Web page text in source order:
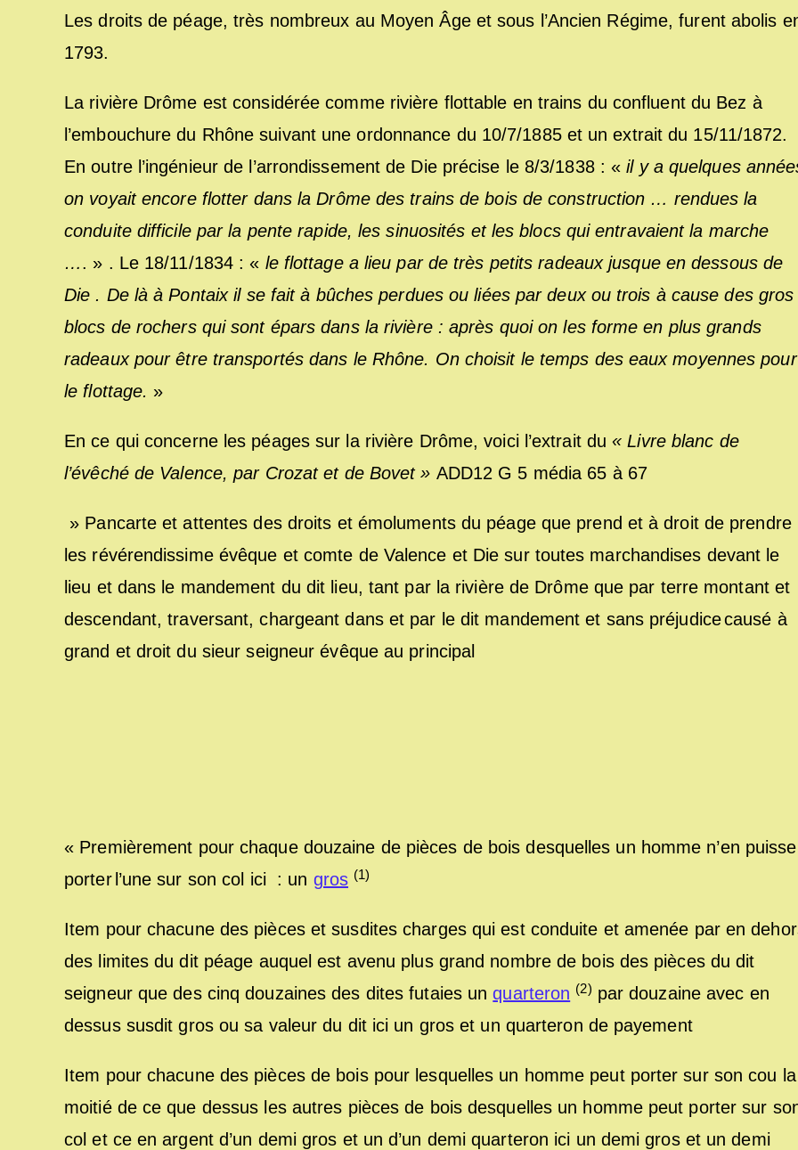
Les droits de péage, très nombreux au Moyen Âge et sous l’Ancien Régime, furent abolis
1793.
La rivière Drôme est considérée comme rivière flottable en trains du confluent du Bez à
l’embouchure du Rhône suivant une ordonnance du 10/7/1885 et un extrait du 15/11/1872.
En outre l’ingénieur de l’arrondissement de Die précise le 8/3/1838 : «il y a quelques
on voyait encore flotter dans la Drôme des trains de bois de construction … rendues la
conduite difficile par la pente rapide, les sinuosités et les blocs qui entravaient la marche
…. » . Le 18/11/1834 : « le flottage a lieu par de très petits radeaux jusque en dessous de
Die . De là à Pontaix il se fait à bûches perdues ou liées par deux ou trois à cause des gros
blocs de rochers qui sont épars dans la rivière : après quoi on les forme en plus grands
radeaux pour être transportés dans le Rhône. On choisit le temps des eaux moyennes pour
le flottage. »
En ce qui concerne les péages sur la rivière Drôme, voici l’extrait du« Livre blanc de
l’évêché de Valence, par Crozat et de Bovet » ADD12 G 5 média 65 à 67
» Pancarte et attentes des droits et émoluments du péage que prend et à droit de prendre
les révérendissime évêque et comte de Valence et Die sur toutes marchandises devant le
lieu et dans le mandement du dit lieu, tant par la rivière de Drôme que par terre montant et
descendant, traversant, chargeant dans et par le dit mandement et sans préjudice causé à
grand et droit du sieur seigneur évêque au principal
« Premièrement pour chaque douzaine de pièces de bois desquelles un homme n’en puisse
porter l’une sur son col ici : un gros (1)
Item pour chacune des pièces et susdites charges qui est conduite et amenée par en
des limites du dit péage auquel est avenu plus grand nombre de bois des pièces du dit
seigneur que des cinq douzaines des dites futaies unquarteron (2) par douzaine avec en
dessus susdit gros ou sa valeur du dit ici un gros et un quarteron de payement
Item pour chacune des pièces de bois pour lesquelles un homme peut porter sur son cou la
moitié de ce que dessus les autres pièces de bois desquelles un homme peut porter sur
col et ce en argent d’un demi gros et un d’un demi quarteron ici un demi gros et un demi